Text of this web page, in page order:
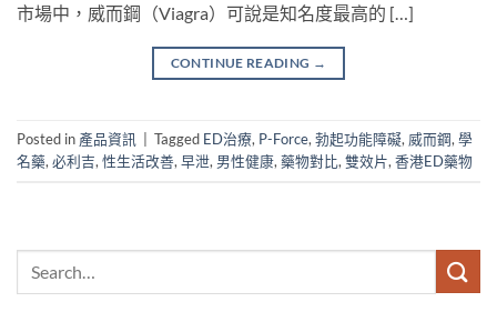
市場中，威而鋼（Viagra）可說是知名度最高的 […]
CONTINUE READING →
Posted in 產品資訊 Tagged ED治療, P-Force, 勃起功能障礙, 威而鋼, 學
名藥, 必利吉, 性生活改善, 早泄, 男性健康, 藥物對比, 雙效片, 香港ED藥物